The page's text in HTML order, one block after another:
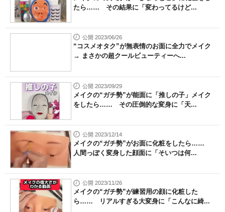
たら…… その結果に「変わってるけど...
公開 2023/06/26
“コスメオタク”が無表情のお面に全力でメイク
→ まさかの超クールビューティーへ...
公開 2023/09/29
メイクの“ガチ勢”が能面に「推しの子」メイク
をしたら…… その圧倒的な変身に「天...
公開 2023/12/14
メイクの“ガチ勢”がお面に化粧をしたら……
人間っぽく変身した顔面に「そいつは何...
公開 2023/11/26
メイクの“ガチ勢”が練習用の顔に化粧した
ら…… リアルすぎる大変身に「こんなに綺...